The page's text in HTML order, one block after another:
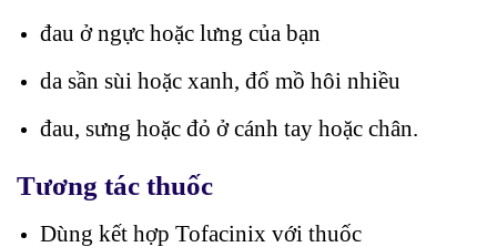
đau ở ngực hoặc lưng của bạn
da sần sùi hoặc xanh, đổ mồ hôi nhiều
đau, sưng hoặc đỏ ở cánh tay hoặc chân.
Tương tác thuốc
Dùng kết hợp Tofacinix với thuốc